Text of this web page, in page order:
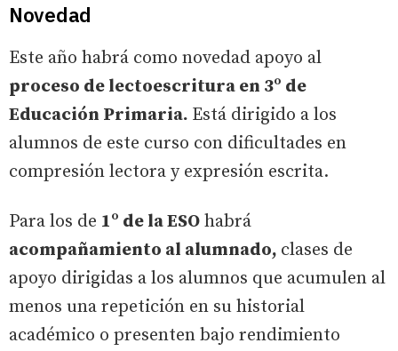
Novedad
Este año habrá como novedad apoyo al
proceso de lectoescritura en 3º de
Educación Primaria. Está dirigido a los
alumnos de este curso con dificultades en
compresión lectora y expresión escrita.
Para los de 1º de la ESO habrá
acompañamiento al alumnado, clases de
apoyo dirigidas a los alumnos que acumulen al
menos una repetición en su historial
académico o presenten bajo rendimiento